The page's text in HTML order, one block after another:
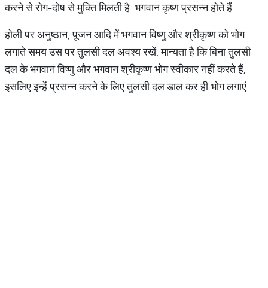
करने से रोग-दोष से मुक्ति मिलती है. भगवान कृष्ण प्रसन्न होते हैं.
होली पर अनुष्ठान, पूजन आदि में भगवान विष्णु और श्रीकृष्ण को भोग
लगाते समय उस पर तुलसी दल अवश्य रखें. मान्यता है कि बिना तुलसी
दल के भगवान विष्णु और भगवान श्रीकृष्ण भोग स्वीकार नहीं करते हैं,
इसलिए इन्हें प्रसन्न करने के लिए तुलसी दल डाल कर ही भोग लगाएं.